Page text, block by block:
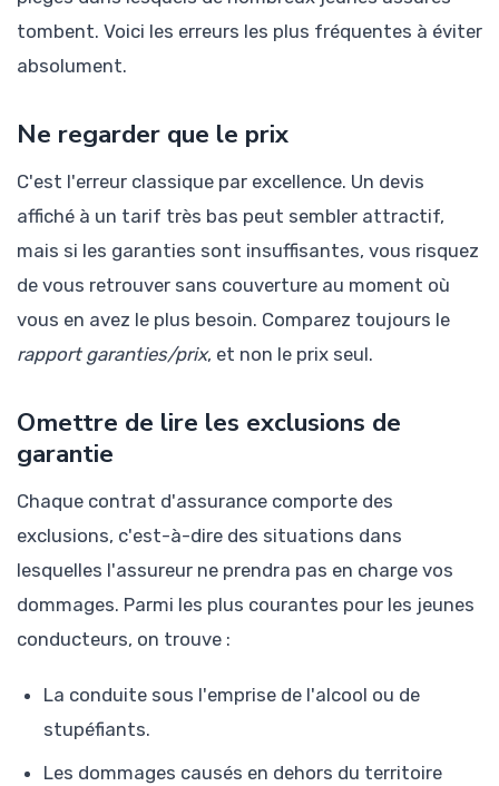
tombent. Voici les erreurs les plus fréquentes à éviter
absolument.
Ne regarder que le prix
C'est l'erreur classique par excellence. Un devis
affiché à un tarif très bas peut sembler attractif,
mais si les garanties sont insuffisantes, vous risquez
de vous retrouver sans couverture au moment où
vous en avez le plus besoin. Comparez toujours le
rapport garanties/prix, et non le prix seul.
Omettre de lire les exclusions de
garantie
Chaque contrat d'assurance comporte des
exclusions, c'est-à-dire des situations dans
lesquelles l'assureur ne prendra pas en charge vos
dommages. Parmi les plus courantes pour les jeunes
conducteurs, on trouve :
La conduite sous l'emprise de l'alcool ou de
stupéfiants.
Les dommages causés en dehors du territoire